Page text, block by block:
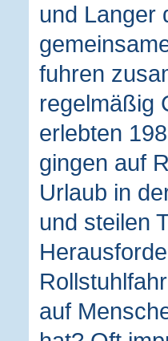
und Langer
fuhren
regelmäßig
erlebten
gingen auf
Urlaub in
und steilen
auf